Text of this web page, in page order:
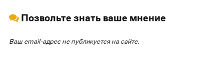
Позвольте знать ваше мнение
Ваш email-адрес не публикуется на сайте.